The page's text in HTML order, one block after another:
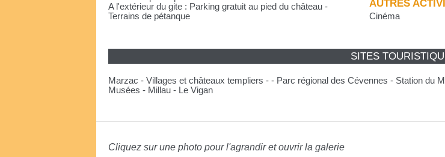
A l'extérieur du gite : Parking gratuit au pied du château -
Terrains de pétanque
AUTRES
Cinéma
SITES
Marzac - Villages et châteaux templiers - - Parc régional des Cévennes - Station du
Musées - Millau - Le Vigan
Cliquez sur une photo pour l'agrandir et ouvrir la galerie